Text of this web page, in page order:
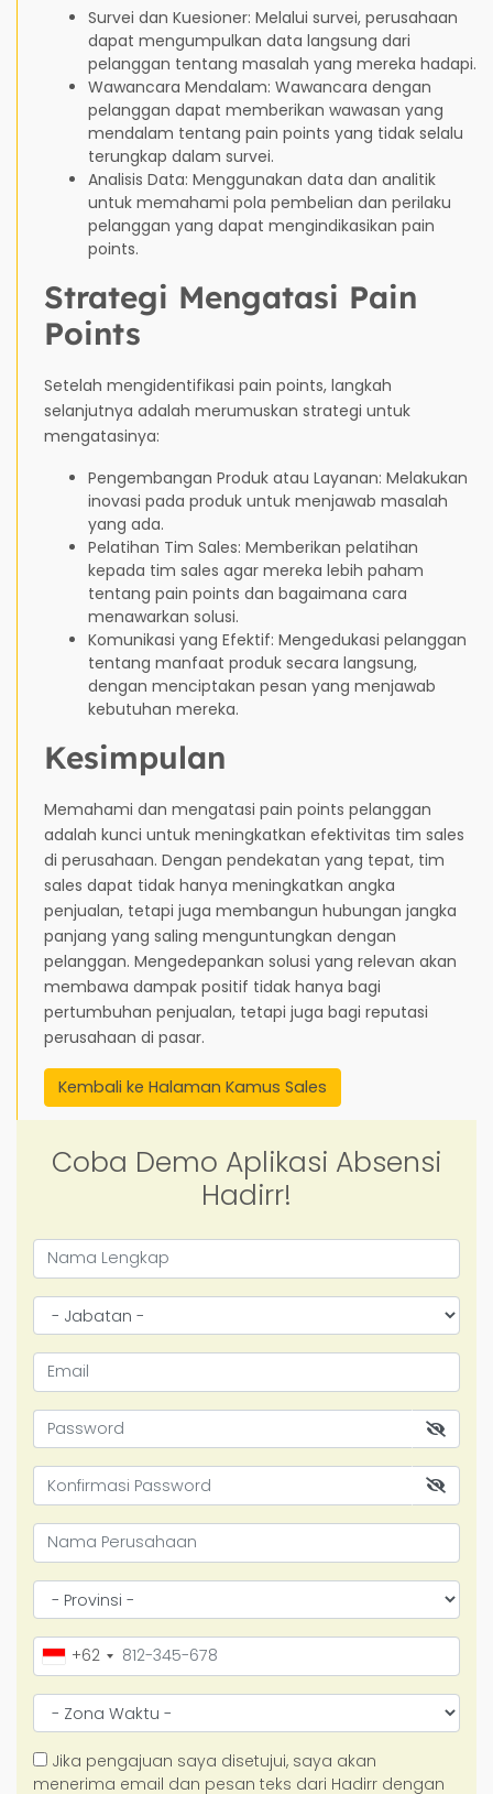
Survei dan Kuesioner: Melalui survei, perusahaan
dapat mengumpulkan data langsung dari
pelanggan tentang masalah yang mereka hadapi.
Wawancara Mendalam: Wawancara dengan
pelanggan dapat memberikan wawasan yang
mendalam tentang pain points yang tidak selalu
terungkap dalam survei.
Analisis Data: Menggunakan data dan analitik
untuk memahami pola pembelian dan perilaku
pelanggan yang dapat mengindikasikan pain
points.
Strategi Mengatasi Pain
Points
Setelah mengidentifikasi pain points, langkah
selanjutnya adalah merumuskan strategi untuk
mengatasinya:
Pengembangan Produk atau Layanan: Melakukan
inovasi pada produk untuk menjawab masalah
yang ada.
Pelatihan Tim Sales: Memberikan pelatihan
kepada tim sales agar mereka lebih paham
tentang pain points dan bagaimana cara
menawarkan solusi.
Komunikasi yang Efektif: Mengedukasi pelanggan
tentang manfaat produk secara langsung,
dengan menciptakan pesan yang menjawab
kebutuhan mereka.
Kesimpulan
Memahami dan mengatasi pain points pelanggan
adalah kunci untuk meningkatkan efektivitas tim sales
di perusahaan. Dengan pendekatan yang tepat, tim
sales dapat tidak hanya meningkatkan angka
penjualan, tetapi juga membangun hubungan jangka
panjang yang saling menguntungkan dengan
pelanggan. Mengedepankan solusi yang relevan akan
membawa dampak positif tidak hanya bagi
pertumbuhan penjualan, tetapi juga bagi reputasi
perusahaan di pasar.
Kembali ke Halaman Kamus Sales